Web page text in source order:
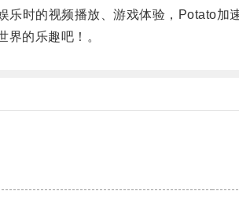
时的视频播放、游戏体验，Potato加
的乐趣吧！。